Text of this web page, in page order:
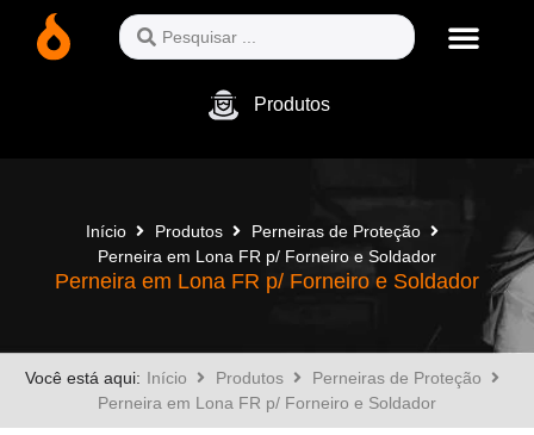
Produtos
Perneira em Lona FR p/ Forneiro e Soldador
Início Produtos
Perneiras de Proteção
Perneira em Lona FR p/ Forneiro e Soldador
Você está aqui: Início Produtos
Perneiras de Proteção
Perneira em Lona FR p/ Forneiro e Soldador